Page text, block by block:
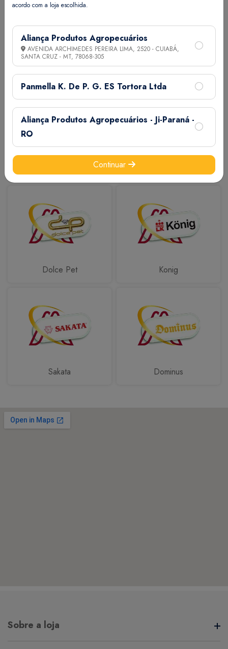
Calbos M7
Dolce Pet Konig
Sakata Dominus
Sobre a loja
acordo com a loja escolhida.
Aliança Produtos Agropecuários
AVENIDA ARCHIMEDES PEREIRA LIMA, 2520 - CUIABÁ,
SANTA CRUZ - MT, 78068-305
Panmella K. De P. G. ES Tortora Ltda
Aliança Produtos Agropecuários - Ji-Paraná -
RO
Continuar